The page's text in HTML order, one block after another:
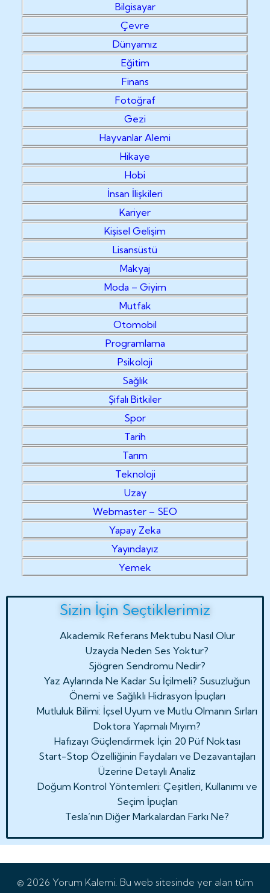
Bilgisayar
Çevre
Dünyamız
Eğitim
Finans
Fotoğraf
Gezi
Hayvanlar Alemi
Hikaye
Hobi
İnsan İlişkileri
Kariyer
Kişisel Gelişim
Lisansüstü
Makyaj
Moda – Giyim
Mutfak
Otomobil
Programlama
Psikoloji
Sağlık
Şifalı Bitkiler
Spor
Tarih
Tarım
Teknoloji
Uzay
Webmaster – SEO
Yapay Zeka
Yayındayız
Yemek
Sizin İçin Seçtiklerimiz
Akademik Referans Mektubu Nasıl Olur
Uzayda Neden Ses Yoktur?
Sjögren Sendromu Nedir?
Yaz Aylarında Ne Kadar Su İçilmeli? Susuzluğun
Önemi ve Sağlıklı Hidrasyon İpuçları
Mutluluk Bilimi: İçsel Uyum ve Mutlu Olmanın Sırları
Doktora Yapmalı Mıyım?
Hafızayı Güçlendirmek İçin 20 Püf Noktası
Start-Stop Özelliğinin Faydaları ve Dezavantajları
Üzerine Detaylı Analiz
Doğum Kontrol Yöntemleri: Çeşitleri, Kullanımı ve
Seçim İpuçları
Tesla’nın Diğer Markalardan Farkı Ne?
© 2026 Yorum Kalemi. Bu web sitesinde yer alan tüm